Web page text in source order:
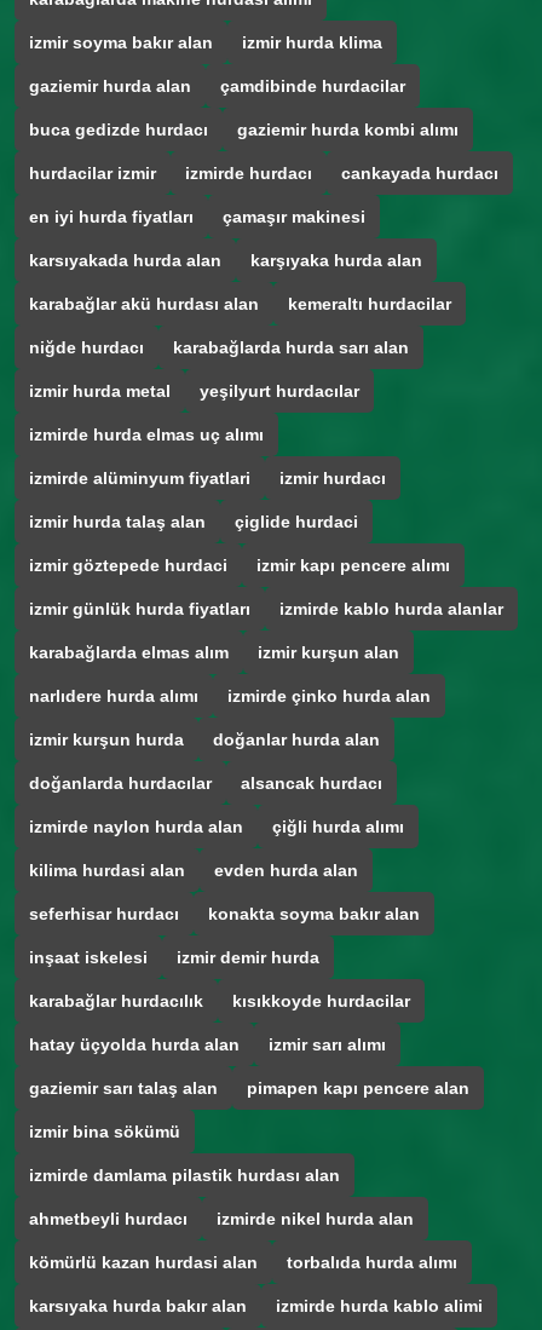
izmir soyma bakır alan izmir hurda klima
gaziemir hurda alan çamdibinde hurdacilar
buca gedizde hurdacı gaziemir hurda kombi alımı
hurdacilar izmir izmirde hurdacı cankayada hurdacı
en iyi hurda fiyatları çamaşır makinesi
karsıyakada hurda alan karşıyaka hurda alan
karabağlar akü hurdası alan kemeraltı hurdacilar
niğde hurdacı karabağlarda hurda sarı alan
izmir hurda metal yeşilyurt hurdacılar
izmirde hurda elmas uç alımı
izmirde alüminyum fiyatlari izmir hurdacı
izmir hurda talaş alan çiglide hurdaci
izmir göztepede hurdaci izmir kapı pencere alımı
izmir günlük hurda fiyatları izmirde kablo hurda alanlar
karabağlarda elmas alım izmir kurşun alan
narlıdere hurda alımı izmirde çinko hurda alan
izmir kurşun hurda doğanlar hurda alan
doğanlarda hurdacılar alsancak hurdacı
izmirde naylon hurda alan çiğli hurda alımı
kilima hurdasi alan evden hurda alan
seferhisar hurdacı konakta soyma bakır alan
inşaat iskelesi izmir demir hurda
karabağlar hurdacılık kısıkkoyde hurdacilar
hatay üçyolda hurda alan izmir sarı alımı
gaziemir sarı talaş alan pimapen kapı pencere alan
izmir bina sökümü
izmirde damlama pilastik hurdası alan
ahmetbeyli hurdacı izmirde nikel hurda alan
kömürlü kazan hurdasi alan torbalıda hurda alımı
karsıyaka hurda bakır alan izmirde hurda kablo alimi